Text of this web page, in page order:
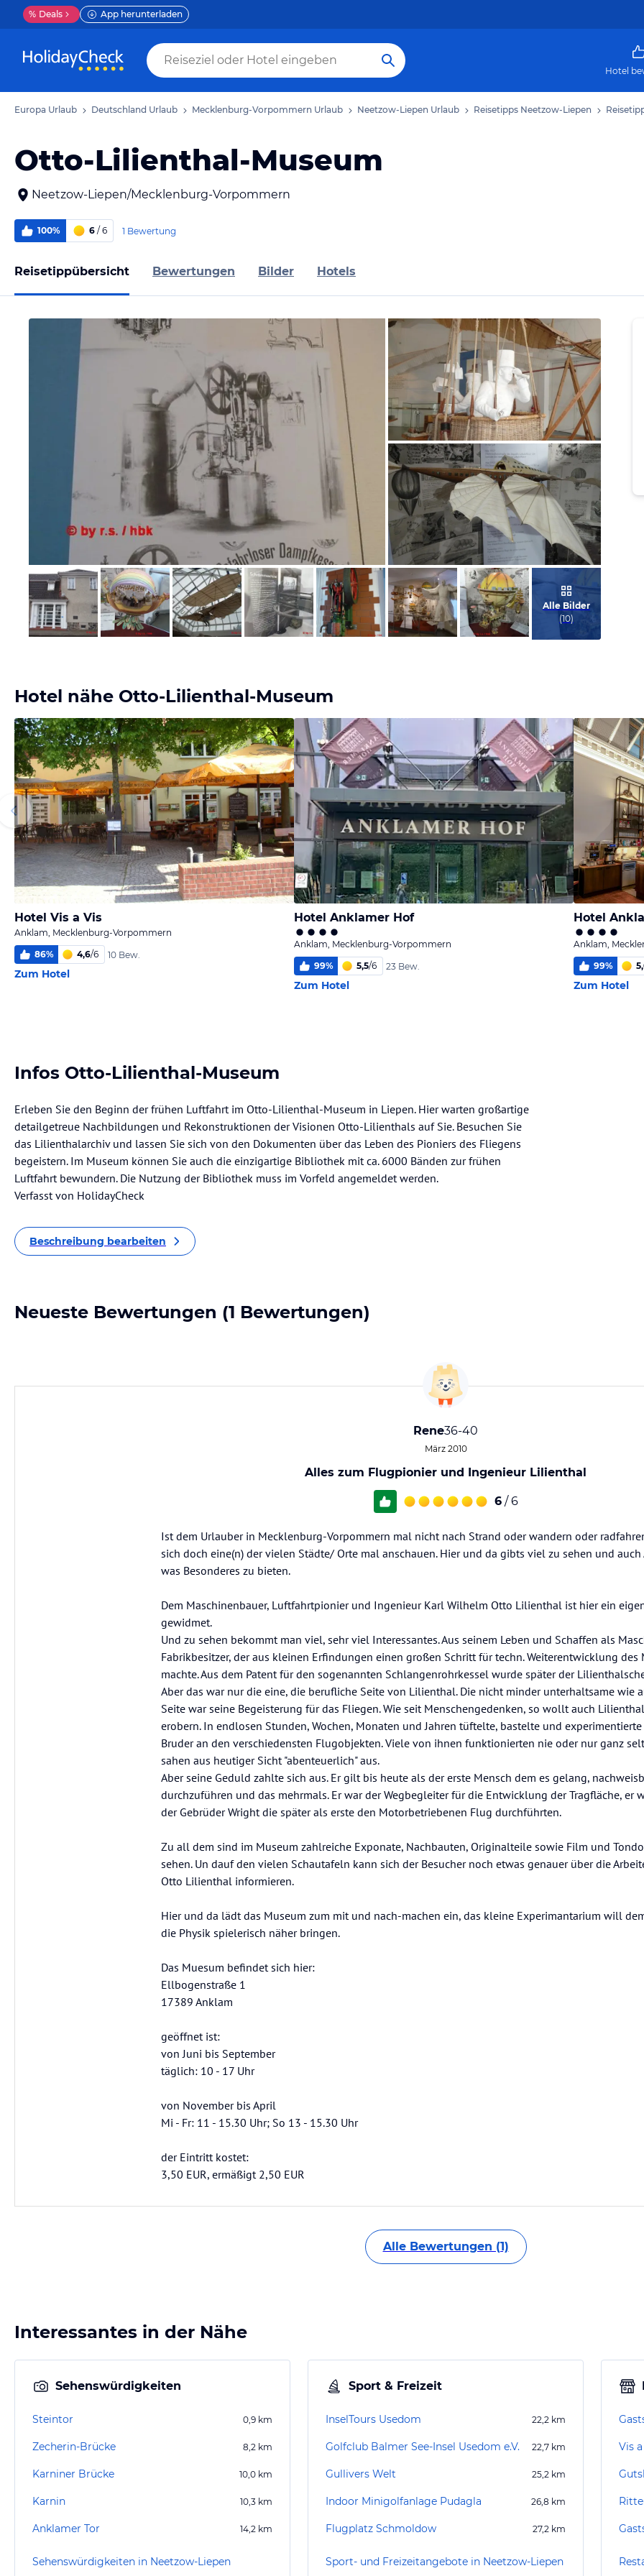
% Deals App herunterladen
Hotel
Europa Urlaub Deutschland Urlaub Mecklenburg-Vorpommern Urlaub Neetzow-Liepen Urlaub Reisetipps Neetzow-Liepen
Otto-Lilienthal-Museum
Neetzow-Liepen/Mecklenburg-Vorpommern
100% 6 / 6 1 Bewertung
Reisetippübersicht Bewertungen Bilder Hotels
Bild melden
von Rene
Bild melden
von Rene
Bild melden
von Rene
Alle Bilder
(10)
Hotel nähe Otto-Lilienthal-Museum
Hotel Vis a Vis
Anklam, Mecklenburg-Vorpommern
86% 4,6/6 10 Bew.
Zum Hotel
Hotel Anklamer Hof
Anklam, Mecklenburg-Vorpommern
99% 5,5/6 23 Bew.
Zum Hotel
Hotel
Anklam,
99%
Zum Hotel
Infos Otto-Lilienthal-Museum
Erleben Sie den Beginn der frühen Luftfahrt im Otto-Lilienthal-Museum in Liepen. Hier warten großartige
detailgetreue Nachbildungen und Rekonstruktionen der Visionen Otto-Lilienthals auf Sie. Besuchen Sie
das Lilienthalarchiv und lassen Sie sich von den Dokumenten über das Leben des Pioniers des Fliegens
begeistern. Im Museum können Sie auch die einzigartige Bibliothek mit ca. 6000 Bänden zur frühen
Luftfahrt bewundern. Die Nutzung der Bibliothek muss im Vorfeld angemeldet werden.
Verfasst von HolidayCheck
Beschreibung bearbeiten
Neueste Bewertungen (1 Bewertungen)
Rene36-40
März 2010
Alles zum Flugpionier und Ingenieur Lilienthal
6 / 6
Ist dem Urlauber in Mecklenburg-Vorpommern mal nicht nach Strand oder wandern oder
sich doch eine(n) der vielen Städte/ Orte mal anschauen. Hier und da gibts viel zu sehen und
was Besonderes zu bieten.
Dem Maschinenbauer, Luftfahrtpionier und Ingenieur Karl Wilhelm Otto Lilienthal ist hier ein
gewidmet.
Und zu sehen bekommt man viel, sehr viel Interessantes. Aus seinem Leben und Schaffen als
Fabrikbesitzer, der aus kleinen Erfindungen einen großen Schritt für techn. Weiterentwicklung des
machte. Aus dem Patent für den sogenannten Schlangenrohrkessel wurde später der
Aber das war nur die eine, die berufliche Seite von Lilienthal. Die nicht minder unterhaltsame wie
Seite war seine Begeisterung für das Fliegen. Wie seit Menschengedenken, so wollt auch
erobern. In endlosen Stunden, Wochen, Monaten und Jahren tüftelte, bastelte und
Bruder an den verschiedensten Flugobjekten. Viele von ihnen funktionierten nie oder nur ganz
sahen aus heutiger Sicht "abenteuerlich" aus.
Aber seine Geduld zahlte sich aus. Er gilt bis heute als der erste Mensch dem es gelang,
durchzuführen und das mehrmals. Er war der Wegbegleiter für die Entwicklung der Tragfläche, er
der Gebrüder Wright die später als erste den Motorbetriebenen Flug durchführten.
Zu all dem sind im Museum zahlreiche Exponate, Nachbauten, Originalteile sowie Film und
sehen. Un dauf den vielen Schautafeln kann sich der Besucher noch etwas genauer über die
Otto Lilienthal informieren.
Hier und da lädt das Museum zum mit und nach-machen ein, das kleine Experimantarium will
die Physik spielerisch näher bringen.
Das Muesum befindet sich hier:
Ellbogenstraße 1
17389 Anklam
geöffnet ist:
von Juni bis September
täglich: 10 - 17 Uhr
von November bis April
Mi - Fr: 11 - 15.30 Uhr; So 13 - 15.30 Uhr
der Eintritt kostet:
3,50 EUR, ermäßigt 2,50 EUR
Alle Bewertungen (1)
Interessantes in der Nähe
Sehenswürdigkeiten
Steintor 0,9 km
Zecherin-Brücke 8,2 km
Karniner Brücke 10,0 km
Karnin 10,3 km
Anklamer Tor 14,2 km
Sehenswürdigkeiten in Neetzow-Liepen
Sport & Freizeit
InselTours Usedom 22,2 km
Golfclub Balmer See-Insel Usedom e.V. 22,7 km
Gullivers Welt 25,2 km
Indoor Minigolfanlage Pudagla 26,8 km
Flugplatz Schmoldow 27,2 km
Sport- und Freizeitangebote in Neetzow-Liepen
Vis